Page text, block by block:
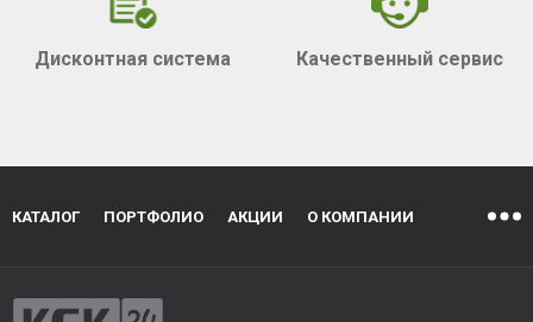
Дисконтная система Качественный сервис
КАТАЛОГ ПОРТФОЛИО АКЦИИ О КОМПАНИИ